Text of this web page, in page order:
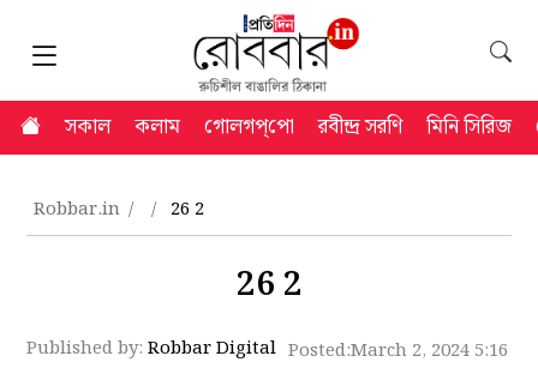
সকাল কলাম গোলগপ্‌পো রবীন্দ্র সরণি মিনি সিরিজ
Robbar.in 26 2
26 2
Published by:Robbar Digital Posted:March 2, 2024 5:16